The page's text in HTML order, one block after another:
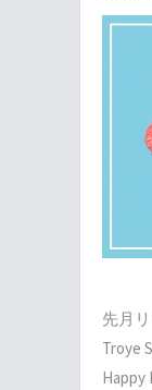
先月
Troye